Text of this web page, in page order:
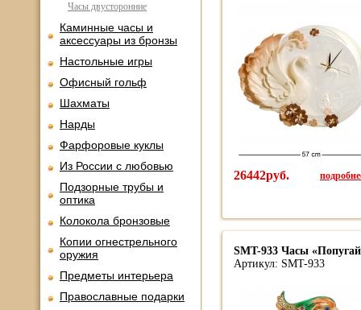
Часы двусторонние
Каминные часы и
аксессуары из бронзы
Настольные игры
Офисный гольф
Шахматы
Нарды
Фарфоровые куклы
Из России с любовью
Подзорные трубы и
оптика
Колокола бронзовые
Копии огнестрельного
оружия
Предметы интерьера
Православные подарки
26442руб.
SMT-933 Часы
Артикул: SMT-933